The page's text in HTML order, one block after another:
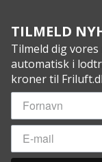
TILMELD
Tilmeld dig
automatisk i
kroner til